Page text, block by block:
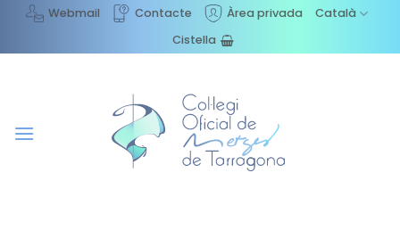
content
Webmail Contacte Àrea privada
Català
Cistella